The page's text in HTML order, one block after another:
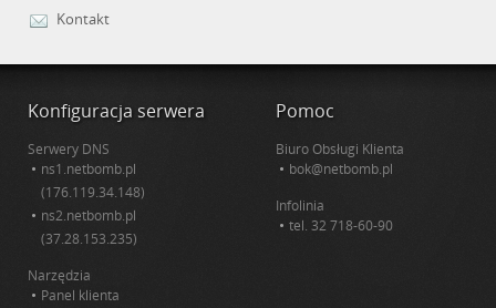
Kontakt
Konfiguracja serwera
Serwery DNS
ns1.netbomb.pl
(176.119.34.148)
ns2.netbomb.pl
(37.28.153.235)
Narzędzia
Panel klienta
Pomoc
Biuro Obsługi Klienta
bok@netbomb.pl
Infolinia
tel. 32 718-60-90